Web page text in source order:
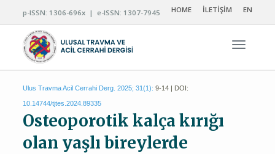
p-ISSN: 1306-696x | e-ISSN: 1307-7945 HOME İLETİŞİM EN
Ulus Travma Acil Cerrahi Derg. 2025; 31(1): 9-14 | DOI:
10.14744/tjtes.2024.89335
Osteoporotik kalça kırığı
olan yaşlı bireylerde